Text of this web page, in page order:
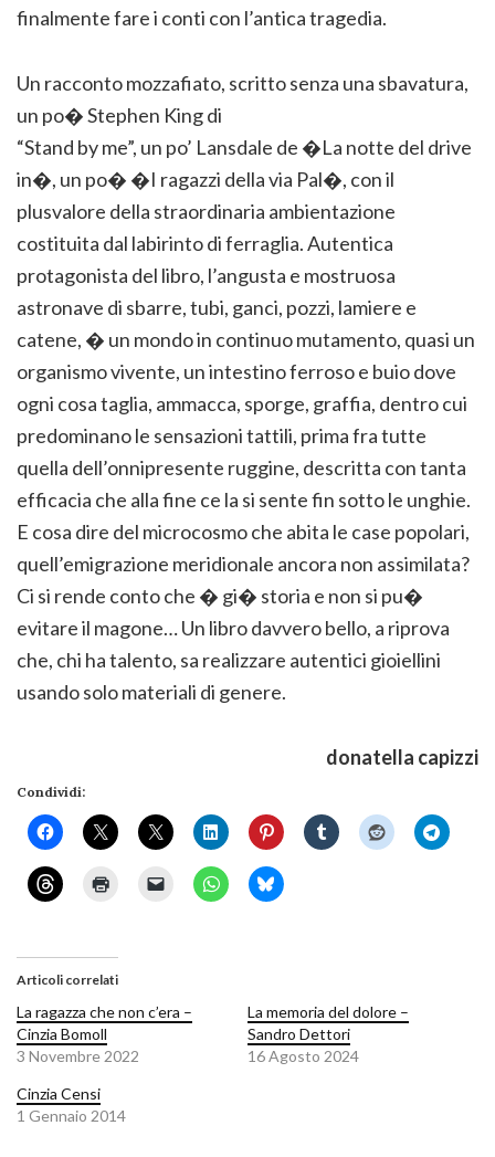
finalmente fare i conti con l’antica tragedia.
Un racconto mozzafiato, scritto senza una sbavatura,
un po� Stephen King di
“Stand by me”, un po’ Lansdale de �La notte del drive
in�, un po� �I ragazzi della via Pal�, con il
plusvalore della straordinaria ambientazione
costituita dal labirinto di ferraglia. Autentica
protagonista del libro, l’angusta e mostruosa
astronave di sbarre, tubi, ganci, pozzi, lamiere e
catene, � un mondo in continuo mutamento, quasi un
organismo vivente, un intestino ferroso e buio dove
ogni cosa taglia, ammacca, sporge, graffia, dentro cui
predominano le sensazioni tattili, prima fra tutte
quella dell’onnipresente ruggine, descritta con tanta
efficacia che alla fine ce la si sente fin sotto le unghie.
E cosa dire del microcosmo che abita le case popolari,
quell’emigrazione meridionale ancora non assimilata?
Ci si rende conto che � gi� storia e non si pu�
evitare il magone… Un libro davvero bello, a riprova
che, chi ha talento, sa realizzare autentici gioiellini
usando solo materiali di genere.
donatella capizzi
Condividi:
Articoli correlati
La ragazza che non c’era –
Cinzia Bomoll
3 Novembre 2022
La memoria del dolore –
Sandro Dettori
16 Agosto 2024
Cinzia Censi
1 Gennaio 2014